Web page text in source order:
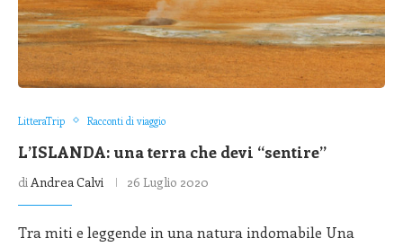
LitteraTrip Racconti di viaggio
L’ISLANDA: una terra che devi “sentire”
diAndrea Calvi 26 Luglio 2020
Tra miti e leggende in una natura indomabile Una